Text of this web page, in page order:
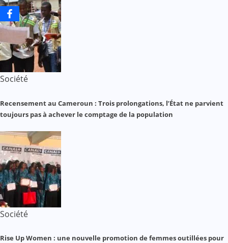
Société
Recensement au Cameroun : Trois prolongations, l’État ne parvient
toujours pas à achever le comptage de la population
Société
Rise Up Women : une nouvelle promotion de femmes outillées pour